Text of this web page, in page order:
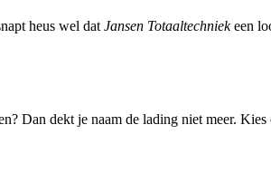
heus wel dat Jansen Totaaltechniekeen
Dan dekt je naam de lading niet meer.